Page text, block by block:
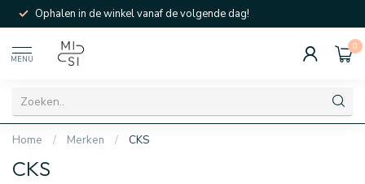
Ophalen in de winkel vanaf de volgende dag!
MENU
0
Home / Merken / CKS
CKS